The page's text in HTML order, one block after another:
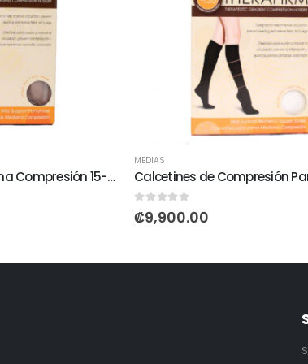
Pantimedias Mediana Compresión 15-20 mmHg
MEDIAS
0out of 5
₡9,900.00